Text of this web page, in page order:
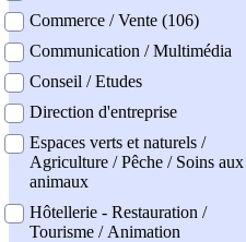
Commerce / Vente (106)
Communication / Multimédia
Conseil / Etudes
Direction d'entreprise
Espaces verts et naturels /
Agriculture / Pêche / Soins aux
animaux
Hôtellerie - Restauration /
Tourisme / Animation